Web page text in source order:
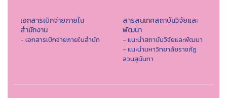
เอกสารเบิกจ่ายภายใน
สำนักงาน
- เอกสารเบิกจ่ายภายในสำนัก
สารสนเทศสถาบันวิจัยและ
พัฒนา
- แนะนำสถาบันวิจัยและพัฒนา
- แนะนำมหาวิทยาลัยราชภัฏ
สวนสุนันทา